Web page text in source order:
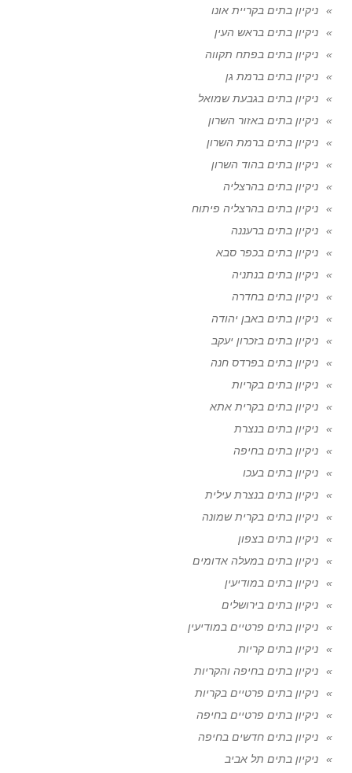
ניקיון בתים בקריית אונו
ניקיון בתים בראש העין
ניקיון בתים בפתח תקווה
ניקיון בתים ברמת גן
ניקיון בתים בגבעת שמואל
ניקיון בתים באזור השרון
ניקיון בתים ברמת השרון
ניקיון בתים בהוד השרון
ניקיון בתים בהרצליה
ניקיון בתים בהרצליה פיתוח
ניקיון בתים ברעננה
ניקיון בתים בכפר סבא
ניקיון בתים בנתניה
ניקיון בתים בחדרה
ניקיון בתים באבן יהודה
ניקיון בתים בזכרון יעקב
ניקיון בתים בפרדס חנה
ניקיון בתים בקריות
ניקיון בתים בקרית אתא
ניקיון בתים בנצרת
ניקיון בתים בחיפה
ניקיון בתים בעכו
ניקיון בתים בנצרת עילית
ניקיון בתים בקרית שמונה
ניקיון בתים בצפון
ניקיון בתים במעלה אדומים
ניקיון בתים במודיעין
ניקיון בתים בירושלים
ניקיון בתים פרטיים במודיעין
ניקיון בתים קריות
ניקיון בתים בחיפה והקריות
ניקיון בתים פרטיים בקריות
ניקיון בתים פרטיים בחיפה
ניקיון בתים חדשים בחיפה
ניקיון בתים תל אביב